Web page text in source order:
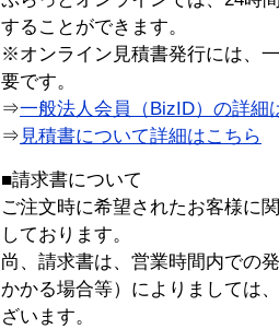
することができます。
※オンライン見積書発行には、
要です。
⇒一般法人会員（BizID）の詳細
⇒ 見積書について詳細はこちら
■請求書について
ご注文時に希望されたお客様に
しております。
尚、請求書は、営業時間内での
かかる場合等）によりましては
ざいます。